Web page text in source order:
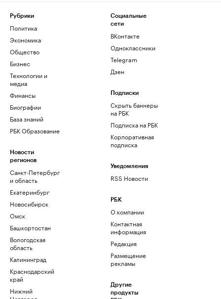
Рубрики
Политика
Экономика
Общество
Бизнес
Технологии и
медиа
Финансы
Биографии
База знаний
РБК Образование
Новости
регионов
Санкт-Петербург
и область
Екатеринбург
Новосибирск
Омск
Башкортостан
Вологодская
область
Калининград
Краснодарский
край
Нижний
Социальные
сети
ВКонтакте
Одноклассники
Telegram
Дзен
Подписки
Скрыть баннеры
на РБК
Подписка на РБК
Корпоративная
подписка
Уведомления
RSS Новости
РБК
О компании
Контактная
информация
Редакция
Размещение
рекламы
Другие
продукты